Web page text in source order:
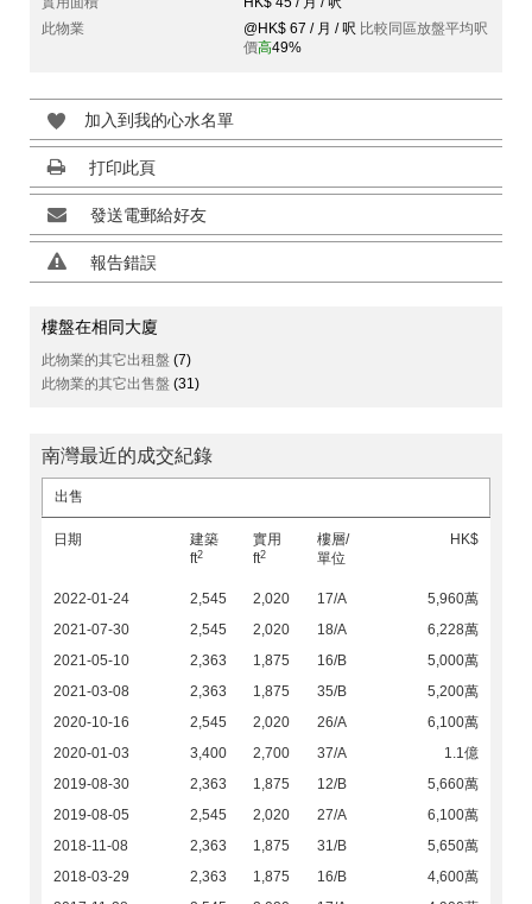
此物業
@HK$ 67 / 月 / 呎 比較同區放盤平均呎
價高49%
加入到我的心水名單
打印此頁
發送電郵給好友
報告錯誤
樓盤在相同大廈
此物業的其它出租盤 (7)
此物業的其它出售盤 (31)
南灣最近的成交紀錄
出售
日期
建築
ft2
實用
ft2
樓層/
單位
HK$
2022-01-24 2,545 2,020 17/A
5,960萬
2021-07-30
2,545 2,020 18/A
6,228萬
2021-05-10
2,363 1,875 16/B
5,000萬
2021-03-08
2,363 1,875 35/B
5,200萬
2020-10-16
2,545 2,020 26/A
6,100萬
2020-01-03
3,400 2,700 37/A
1.1億
2019-08-30
2,363 1,875 12/B
5,660萬
2019-08-05
2,545 2,020 27/A
6,100萬
2018-11-08
2,363 1,875 31/B
5,650萬
2018-03-29
2,363 1,875 16/B
4,600萬